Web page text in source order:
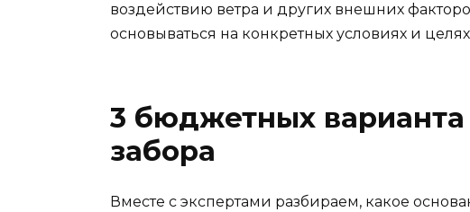
воздействию ветра и других внешних
основываться на конкретных условиях и
3 бюджетных
забора
Вместе с экспертами разбираем, какое